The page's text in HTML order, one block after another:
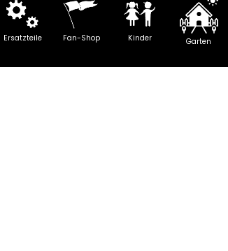
Ersatzteile Fan-Shop Kinder Garten